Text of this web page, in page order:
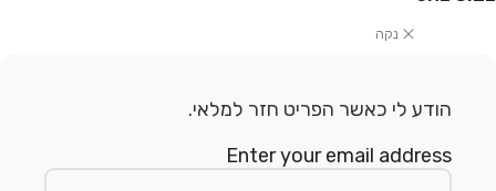
נקה
הודע לי כאשר הפריט חזר למלאי.
Enter your email address